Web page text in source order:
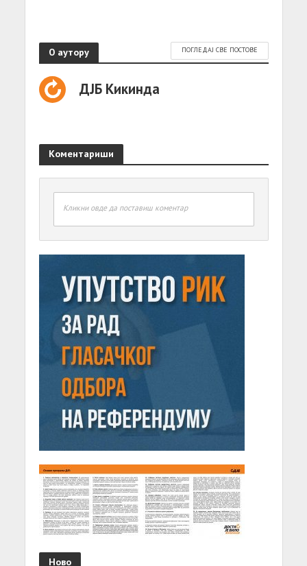
О аутору ПОГЛЕДАЈ СВЕ ПОСТОВЕ
ДЈБ Кикинда
Коментариши
Кликни овде да поставиш коментар
Ново